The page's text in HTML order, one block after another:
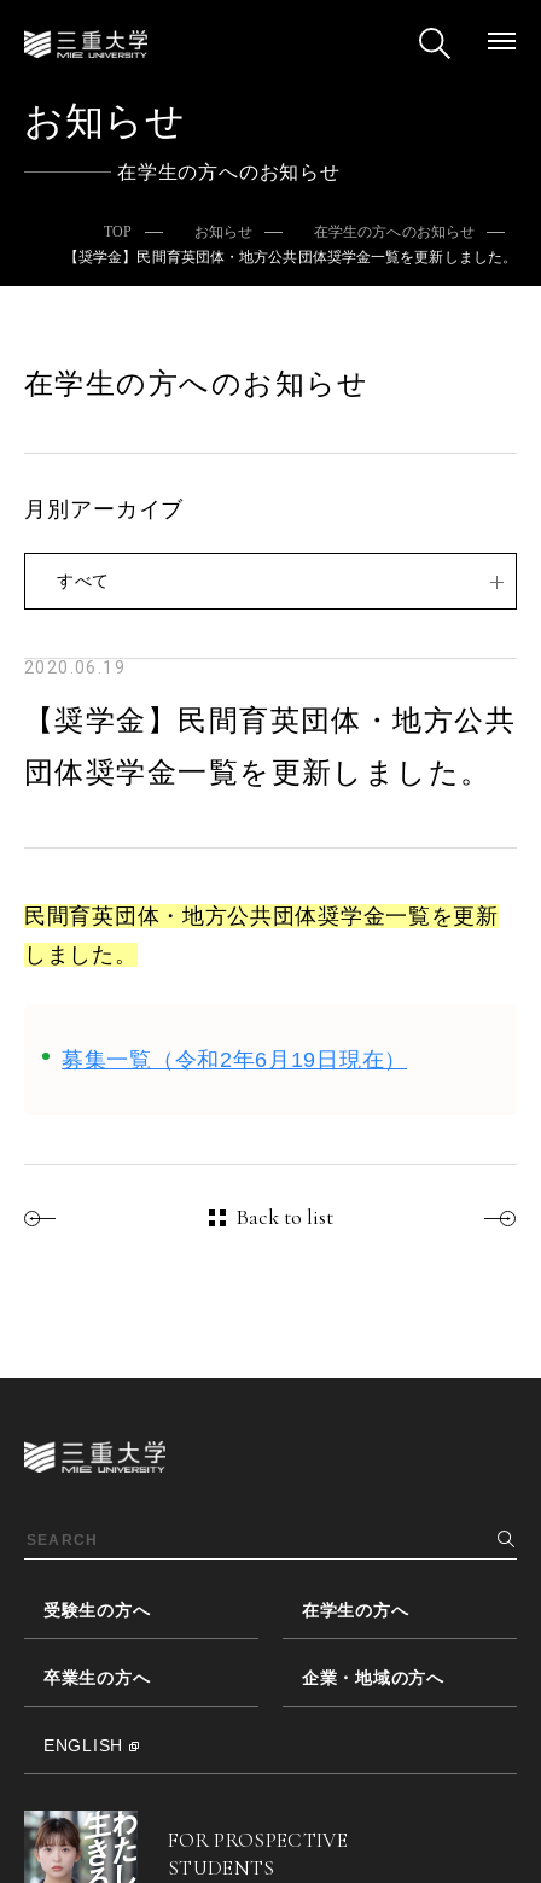
お知らせ
在学生の方へのお知らせ
TOP お知らせ
在学生の方へのお知らせ
【奨学金】民間育英団体・地方公共団体奨学金一覧を更新しました。
2020.06.19
【奨学金】民間育英団体・地方公共
団体奨学金一覧を更新しました。
民間育英団体・地方公共団体奨学金一覧を更新
しました。
募集一覧（令和2年6月19 日現在）
Back to list
在学生の方へのお知らせ
月別アーカイブ
すべて
受験生の方へ 在学生の方へ
卒業生の方へ 企業・地域の方へ
ENGLISH
FOR PROSPECTIVE
STUDENTS